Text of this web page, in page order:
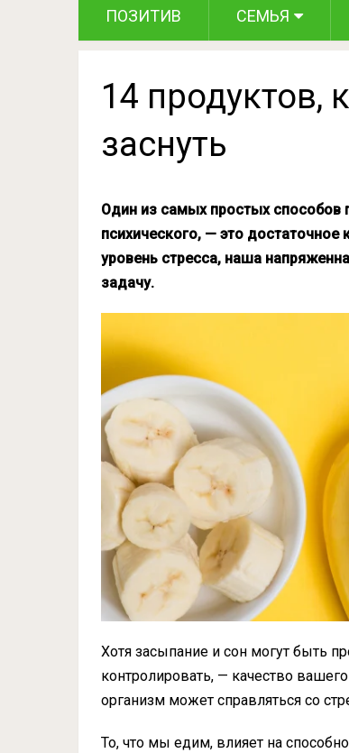
ПОЗИТИВ СЕМЬЯ
14 продуктов,
заснуть
Один из самых простых способов
психического, — это
уровень стресса, наша
задачу.
Хотя засыпание и сон могут быть
контролировать, — качество
организм может справляться со
То, что мы едим, влияет на